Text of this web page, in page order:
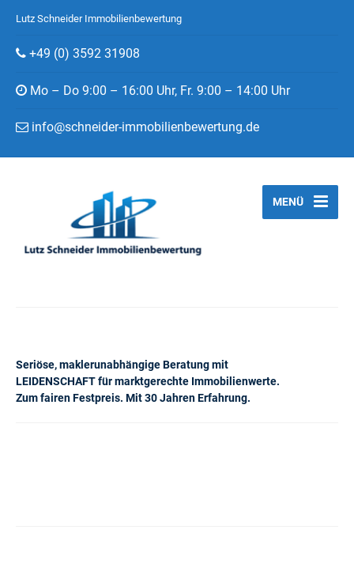
Lutz Schneider Immobilienbewertung
+49 (0) 3592 31908
Mo – Do 9:00 – 16:00 Uhr, Fr. 9:00 – 14:00 Uhr
info@schneider-immobilienbewertung.de
Seriöse, maklerunabhängige Beratung mit
LEIDENSCHAFT für marktgerechte Immobilienwerte.
Zum fairen Festpreis. Mit 30 Jahren Erfahrung.
MENÜ